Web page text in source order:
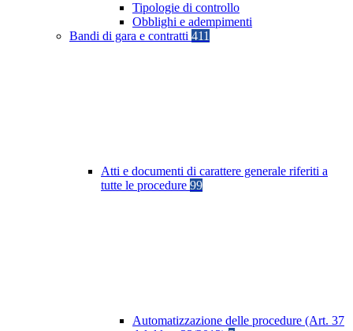
Tipologie di controllo
Obblighi e adempimenti
Bandi di gara e contratti 411
Atti e documenti di carattere generale riferiti a
tutte le procedure 99
Automatizzazione delle procedure (Art. 37